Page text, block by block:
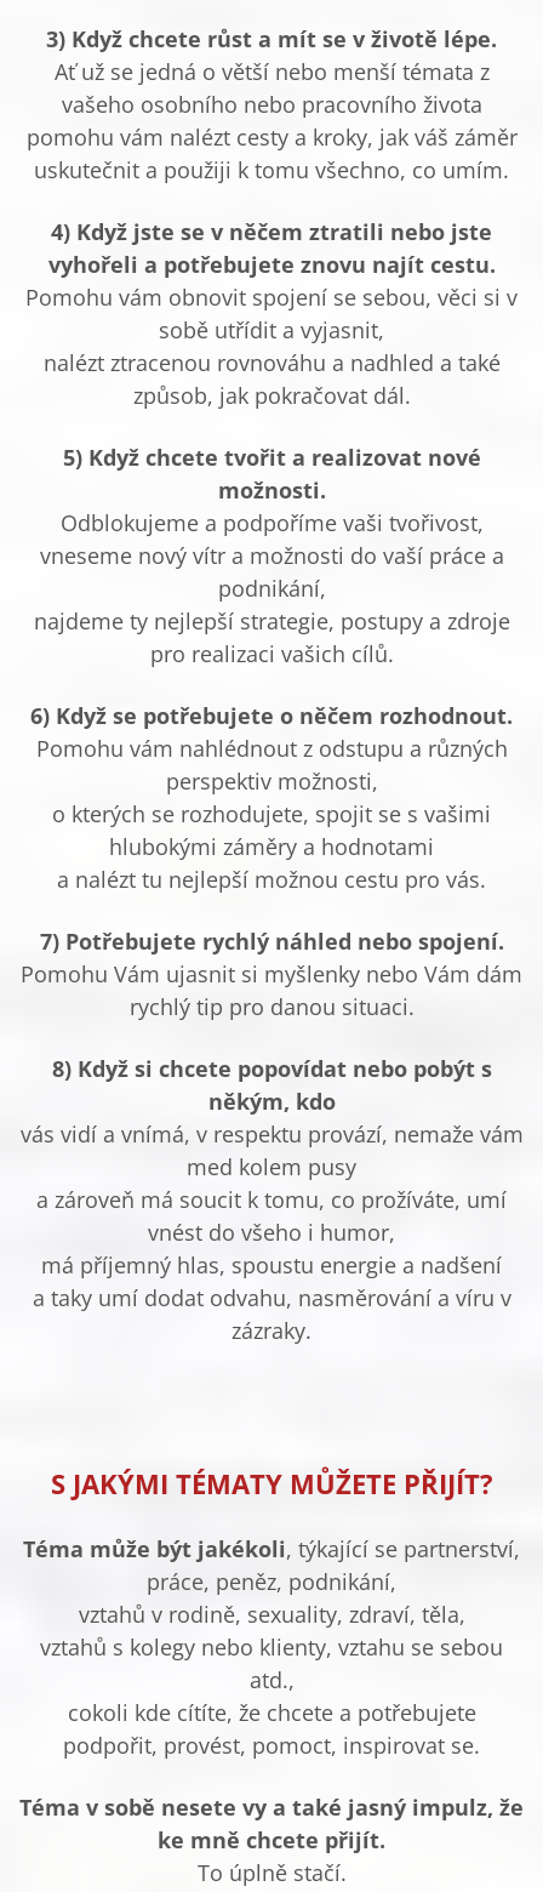
3) Když chcete růst a mít se v životě lépe.
Ať už se jedná o větší nebo menší témata z
vašeho osobního nebo pracovního života
pomohu vám nalézt cesty a kroky, jak váš záměr
uskutečnit a použiji k tomu všechno, co umím.
4) Když jste se v něčem ztratili nebo jste
vyhořeli a potřebujete znovu najít cestu.
Pomohu vám obnovit spojení se sebou, věci si v
sobě utřídit a vyjasnit,
nalézt ztracenou rovnováhu a nadhled a také
způsob, jak pokračovat dál.
5) Když chcete tvořit a realizovat nové
možnosti.
Odblokujeme a podpoříme vaši tvořivost,
vneseme nový vítr a možnosti do vaší práce a
podnikání,
najdeme ty nejlepší strategie, postupy a zdroje
pro realizaci vašich cílů.
6) Když se potřebujete o něčem rozhodnout.
Pomohu vám nahlédnout z odstupu a různých
perspektiv možnosti,
o kterých se rozhodujete, spojit se s vašimi
hlubokými záměry a hodnotami
a nalézt tu nejlepší možnou cestu pro vás.
7) Potřebujete rychlý náhled nebo spojení.
Pomohu Vám ujasnit si myšlenky nebo Vám dám
rychlý tip pro danou situaci.
8) Když si chcete popovídat nebo pobýt s
někým, kdo
vás vidí a vnímá, v respektu provází, nemaže vám
med kolem pusy
a zároveň má soucit k tomu, co prožíváte, umí
vnést do všeho i humor,
má příjemný hlas, spoustu energie a nadšení
a taky umí dodat odvahu, nasměrování a víru v
zázraky.
S JAKÝMI TÉMATY MŮŽETE PŘIJÍT?
Téma může být jakékoli, týkající se partnerství,
práce, peněz, podnikání,
vztahů v rodině, sexuality, zdraví, těla,
vztahů s kolegy nebo klienty, vztahu se sebou
atd.,
cokoli kde cítíte, že chcete a potřebujete
podpořit, provést, pomoct, inspirovat se.
Téma v sobě nesete vy a také jasný impulz, že
ke mně chcete přijít.
To úplně stačí.